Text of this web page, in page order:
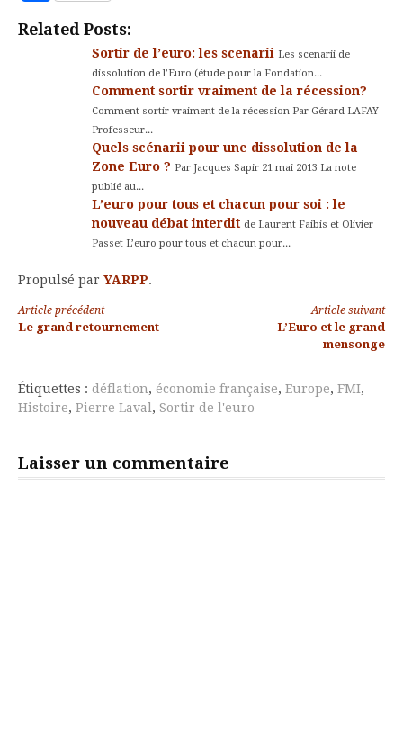
Related Posts:
Sortir de l’euro: les scenarii Les scenarii de
dissolution de l’Euro (étude pour la Fondation...
Comment sortir vraiment de la récession?
Comment sortir vraiment de la récession Par Gérard LAFAY
Professeur...
Quels scénarii pour une dissolution de la
Zone Euro ? Par Jacques Sapir 21 mai 2013 La note
publié au...
L’euro pour tous et chacun pour soi : le
nouveau débat interdit de Laurent Faibis et Olivier
Passet L’euro pour tous et chacun pour...
Propulsé par YARPP.
Lire
suite
Article précédent
Le grand retournement
Article suivant
L’Euro et le grand
mensonge
Étiquettes : déflation, économie française, Europe, FMI,
Histoire, Pierre Laval , Sortir de l'euro
Laisser un commentaire